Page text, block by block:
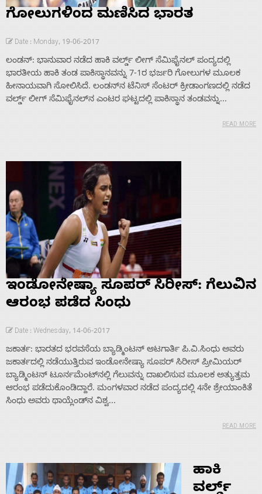
Home
About
Us
Advertise
With
Contact
ಗೋಲುಗಳಿಂದ ಮಣಿಸಿದ ಭಾರತ
Date : Monday, 19-06-2017
ಲಂಡನ್: ಭಾನುವಾರ ನಡೆದ ಹಾಕಿ ವರ್ಲ್ಡ್ ಲೀಗ್ ಸೆಮಿಫೈನಲ್ ಪಂದ್ಯದಲ್ಲಿ
ಭಾರತೀಯ ಹಾಕಿ ತಂಡ ಪಾಕಿಸ್ಥಾನವನ್ನು 7-1ರ ಭರ್ಜರಿ ಗೋಲುಗಳ ಮೂಲಕ
ಹೀನಾಯವಾಗಿ ಸೋಲಿಸಿದೆ. ಲಂಡನ್‌ನ ಟೆನಿಸ್ ಸೆಂಟರ್ ಕ್ರೀಡಾಂಗಣದಲ್ಲಿ ನಡೆದ
ವರ್ಲ್ಡ್ ಲೀಗ್ ಸೆಮಿಫೈನಲ್‌ನ ಎಂಟರ ಘಟ್ಟದಲ್ಲಿ ಪಾಕಿಸ್ಥಾನ ತಂಡವನ್ನು...
READ MORE
ಇಂಡೋನೇಷ್ಯಾ ಸೂಪರ್ ಸಿರೀಸ್: ಗೆಲುವಿನ
ಆರಂಭ ಪಡೆದ ಸಿಂಧು
Date : Wednesday, 14-06-2017
ಜಕಾರ್ತ: ಭಾರತದ ಭರವಸೆಯ ಬ್ಯಾಡ್ಮಿಂಟನ್ ಆಟಗಾರ್ತಿ ಪಿ.ವಿ.ಸಿಂಧು ಅವರು
ಜಕಾರ್ತದಲ್ಲಿ ನಡೆಯುತ್ತಿರುವ ಇಂಡೋನೇಷ್ಯಾ ಸೂಪರ್ ಸಿರೀಸ್ ಪ್ರೀಮಿಯರ್
ಬ್ಯಾಡ್ಮಿಂಟನ್ ಟೂರ್ನಮೆಂಟ್‌ನಲ್ಲಿ ಗೆಲುವನ್ನು ದಾಖಲಿಸುವ ಮೂಲಕ ಅತ್ಯುತ್ತಮ
ಆರಂಭ ಪಡೆದುಕೊಂಡಿದ್ದಾರೆ. ಮಂಗಳವಾರ ನಡೆದ ಪಂದ್ಯದಲ್ಲಿ 4ನೇ ಶ್ರೇಯಾಂಕಿತೆ
ಸಿಂಧು ಅವರು ಥಾಯ್ಲೆಂಡ್‌ನ ವಿಶ್ವ...
READ MORE
ಹಾಕಿ
ವರ್ಲ್ಡ್